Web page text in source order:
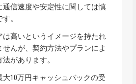
通信速度や安定性に関しては慎
。
は高いというイメージを持たれ
んが、契約方法やプランによ
があります。
大10万円キャッシュバックの受